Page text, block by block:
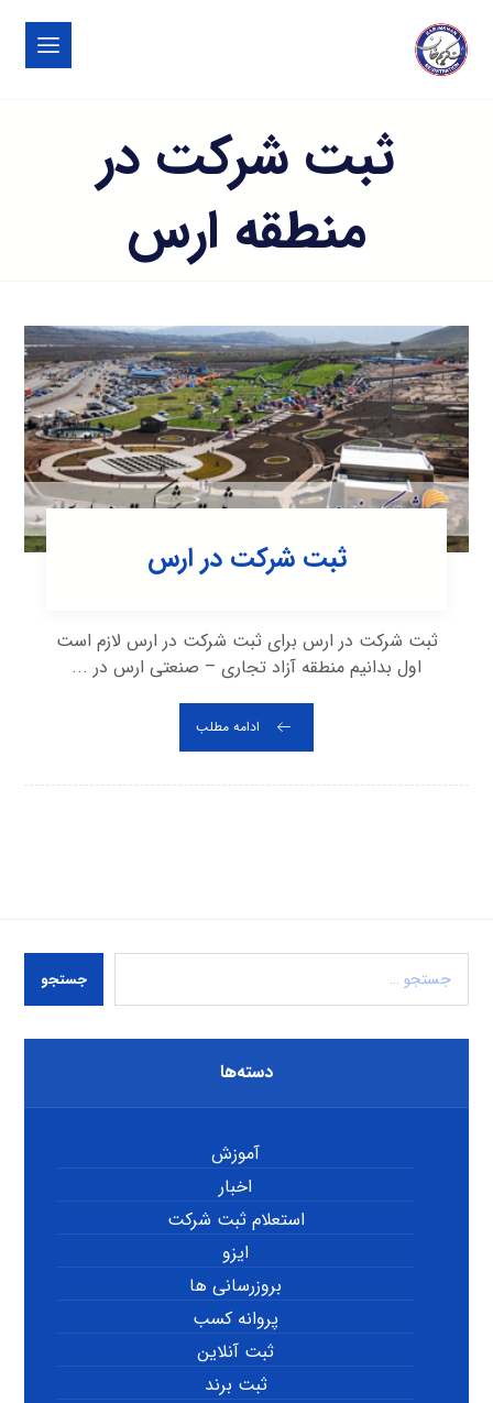
ثبت شرکت در
منطقه ارس
ثبت شرکت در ارس
ثبت شرکت در ارس برای ثبت شرکت در ارس لازم است
اول بدانیم منطقه آزاد تجاری – صنعتی ارس در ...
ادامه مطلب
جستجو
دسته‌ها
آموزش
اخبار
استعلام ثبت شرکت
ایزو
بروزرسانی ها
پروانه کسب
ثبت آنلاین
ثبت برند